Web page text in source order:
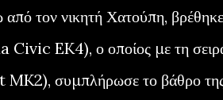
από τον νικητή Χατούπη,
EK4), ο οποίος με τη σειρά
συμπλήρωσε το βάθρο